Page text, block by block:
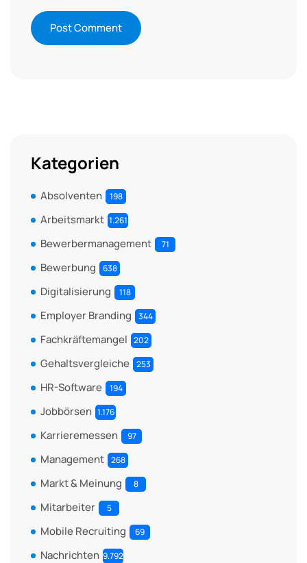
Kategorien
Absolventen 198
Arbeitsmarkt 1.261
Bewerbermanagement 71
Bewerbung 638
Digitalisierung 118
Employer Branding 344
Fachkräftemangel 202
Gehaltsvergleiche 253
HR-Software 194
Jobbörsen 1.176
Karrieremessen 97
Management 268
Markt & Meinung 8
Mitarbeiter 5
Mobile Recruiting 69
Nachrichten 9.792